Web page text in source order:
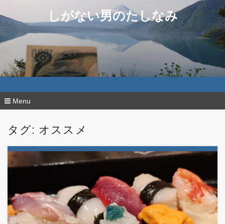
しがない男のたしなみ
Menu
ン
動
タグ: オススメ